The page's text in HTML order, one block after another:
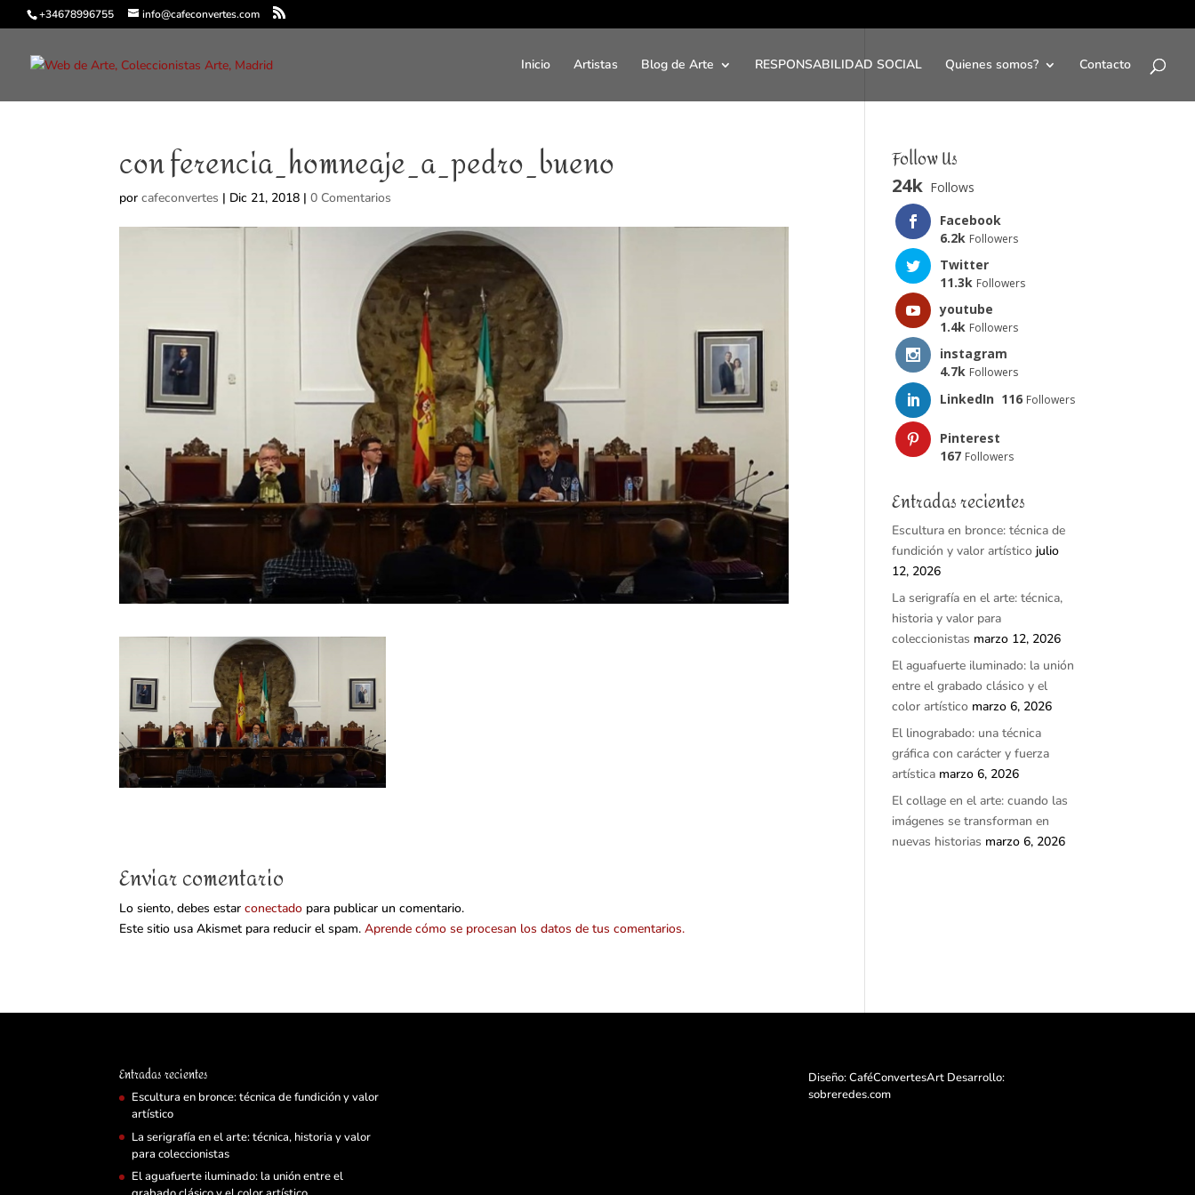
+34678996755 info@cafeconvertes.com
Inicio Artistas Blog de Arte RESPONSABILIDAD SOCIAL Quienes somos? Contacto
con ferencia_homneaje_a_pedro_bueno
porcafeconvertes | Dic 21, 2018 |0 Comentarios
Enviar comentario
Lo siento, debes estarconectado para publicar un comentario.
Este sitio usa Akismet para reducir el spam.Aprende cómo se procesan los datos de tus comentarios.
Follow Us
24k Follows
Facebook
6.2k Followers
Twitter
11.3k Followers
youtube
1.4k Followers
instagram
4.7k Followers
LinkedIn 116 Followers
Pinterest
167 Followers
Entradas recientes
Escultura en bronce: técnica de
fundición y valor artístico julio
12, 2026
La serigrafía en el arte: técnica,
historia y valor para
coleccionistas marzo 12, 2026
El aguafuerte iluminado: la unión
entre el grabado clásico y el
color artístico marzo 6, 2026
El linograbado: una técnica
gráfica con carácter y fuerza
artística marzo 6, 2026
El collage en el arte: cuando las
imágenes se transforman en
nuevas historias marzo 6, 2026
Entradas recientes
Escultura en bronce: técnica de fundición y valor
artístico
La serigrafía en el arte: técnica, historia y valor
para coleccionistas
El aguafuerte iluminado: la unión entre el
Diseño: CaféConvertesArt Desarrollo:
sobreredes.com